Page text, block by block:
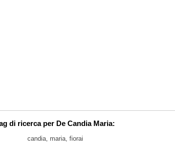
di ricerca per De Candia Maria:
candia, maria, fiorai